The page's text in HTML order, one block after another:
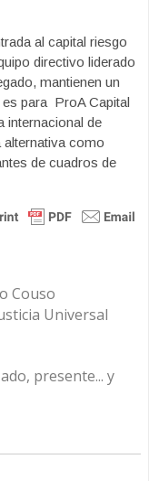
al capital riesgo
directivo liderado
mantienen un
para ProA Capital
internacional de
alternativa como
de cuadros de
Couso
Universal
presente... y